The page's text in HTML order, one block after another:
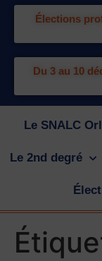
Élections
Du 3 au 10
Le SNALC
Le 2nd degré